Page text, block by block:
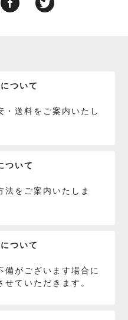
ついて
・送料をご案内いたし
ついて
法をご案内いたしま
ついて
備がございます場合に
せていただきます。